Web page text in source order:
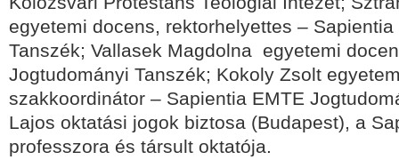
egyetemi docens, rektorhelyettes –
Tanszék; Vallasek Magdolna egyetemi
Jogtudományi Tanszék; Kokoly Zsolt
szakkoordinátor – Sapientia EMTE
Lajos oktatási jogok biztosa (Budapest), a
professzora és társult oktatója.